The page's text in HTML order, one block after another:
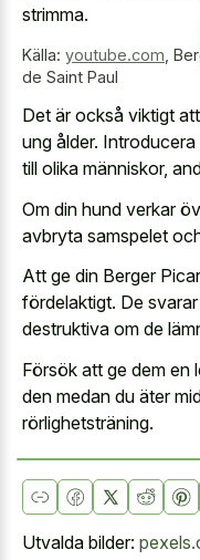
strimma.
Källa: youtube.com
de Saint Paul
Det är också viktigt
ung ålder.
till olika människor,
Om din hund verkar
avbryta samspelet
Att ge din Berger
fördelaktigt. De
destruktiva om de
Försök att ge dem en
den medan du äter
rörlighetsträning.
Utvalda bilder: